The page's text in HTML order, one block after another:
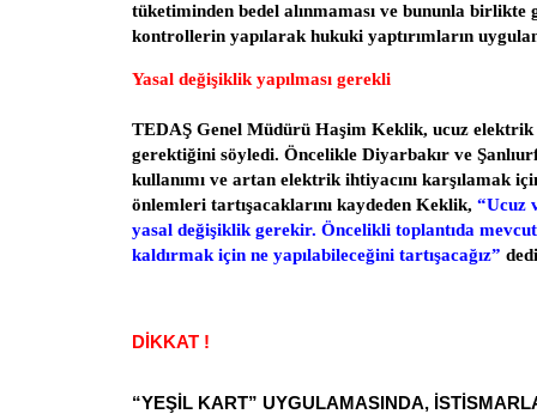
tüketiminden bedel alınmaması ve bununla birlikte
kontrollerin yapılarak hukuki yaptırımların
Yasal değişiklik yapılması gerekli
TEDAŞ Genel Müdürü Haşim Keklik, ucuz
gerektiğini söyledi. Öncelikle Diyarbakır ve
kullanımı ve artan elektrik ihtiyacını karşılamak
önlemleri tartışacaklarını kaydeden Keklik, “Ucuz
yasal değişiklik gerekir. Öncelikli toplantıda
kaldırmak için ne yapılabileceğini tartışacağız”
DİKKAT !
“YEŞİL KART” UYGULAMASINDA,